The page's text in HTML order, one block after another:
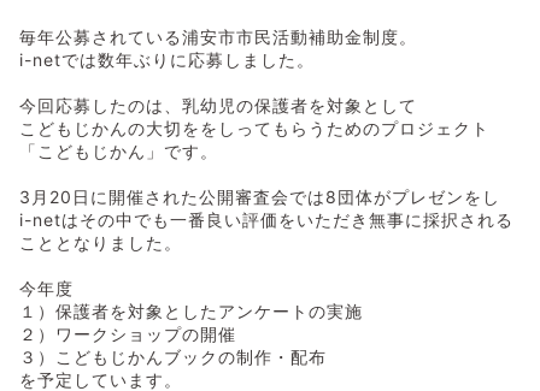
毎年公募されている浦安市市民活動補助金制度。
i-netでは数年ぶりに応募しました。
今回応募したのは、乳幼児の保護者を対象として
こどもじかんの大切ををしってもらうためのプロジェクト
「こどもじかん」です。
3月20日に開催された公開審査会では8団体がプレゼンをし
i-netはその中でも一番良い評価をいただき無事に採択される
こととなりました。
今年度
１）保護者を対象としたアンケートの実施
２）ワークショップの開催
３）こどもじかんブックの制作・配布
を予定しています。